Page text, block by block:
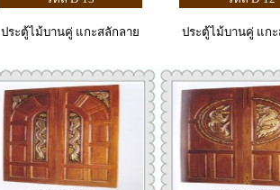
ประตู้ไม้บานคู่ แกะสลักลาย ประตู้ไม้บานคู่ แก